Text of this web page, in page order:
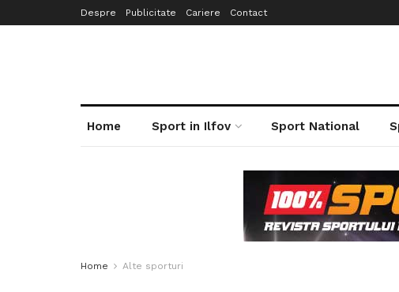
Despre Publicitate Cariere Contact
Home Sport in Ilfov Sport National
Home Alte sporturi